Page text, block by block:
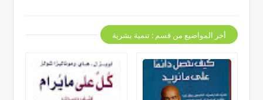
أخر المواضيع من قسم : تنمية بشرية